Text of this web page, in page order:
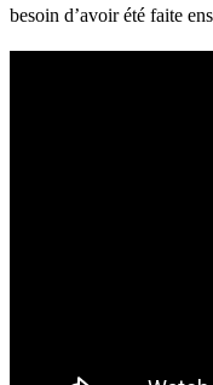
besoin d’avoir été faite